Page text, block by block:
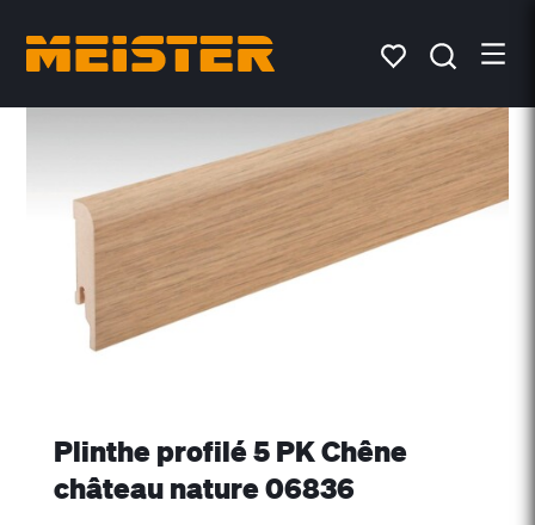
Plinthe profilé 5 PK Chêne
château nature 06836